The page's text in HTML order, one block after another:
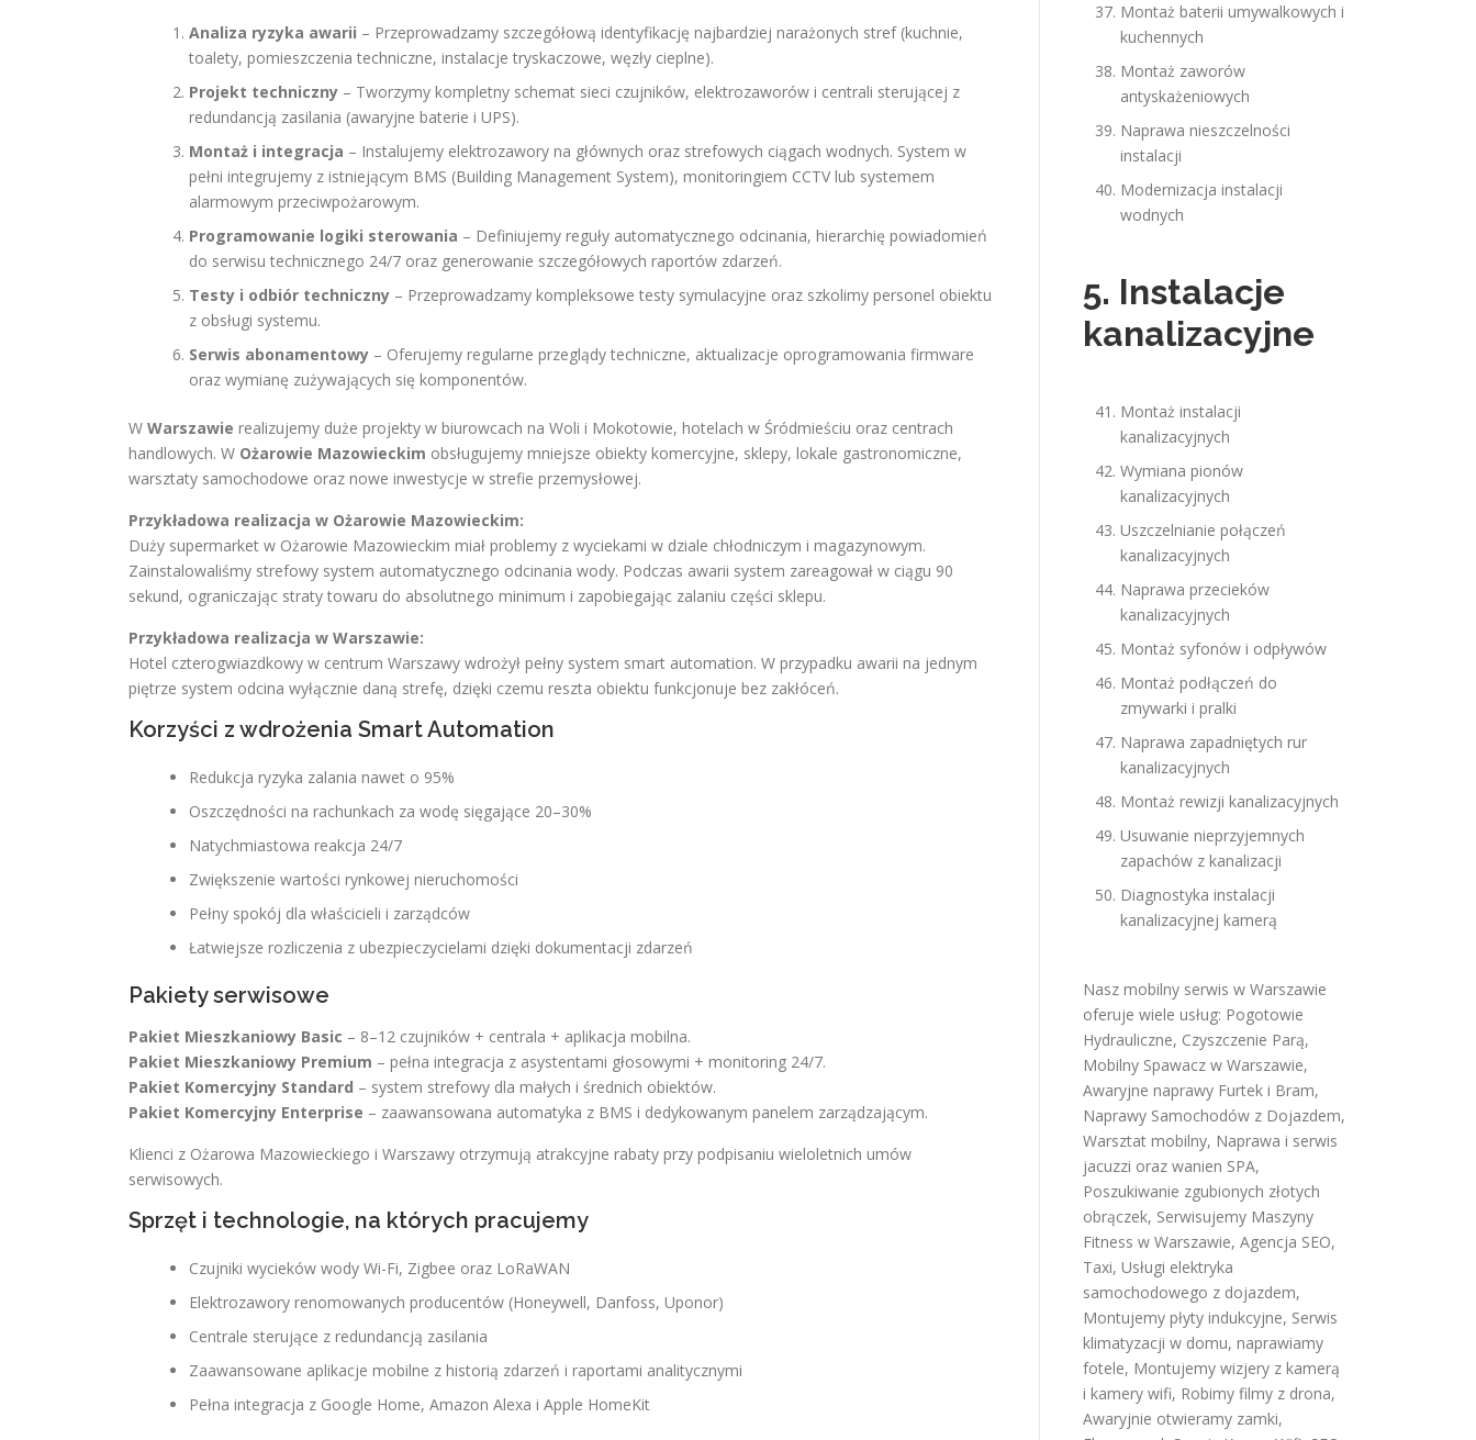
Analiza ryzyka awarii – Przeprowadzamy szczegółową identyfikację najbardziej narażonych stref (kuchnie,
toalety, pomieszczenia techniczne, instalacje tryskaczowe, węzły cieplne).
Projekt techniczny – Tworzymy kompletny schemat sieci czujników, elektrozaworów i centrali sterującej z
redundancją zasilania (awaryjne baterie i UPS).
Montaż i integracja – Instalujemy elektrozawory na głównych oraz strefowych ciągach wodnych. System w
pełni integrujemy z istniejącym BMS (Building Management System), monitoringiem CCTV lub systemem
alarmowym przeciwpożarowym.
Programowanie logiki sterowania – Definiujemy reguły automatycznego odcinania, hierarchię powiadomień
do serwisu technicznego 24/7 oraz generowanie szczegółowych raportów zdarzeń.
Testy i odbiór techniczny – Przeprowadzamy kompleksowe testy symulacyjne oraz szkolimy personel obiektu
z obsługi systemu.
Serwis abonamentowy – Oferujemy regularne przeglądy techniczne, aktualizacje oprogramowania firmware
oraz wymianę zużywających się komponentów.
W Warszawie realizujemy duże projekty w biurowcach na Woli i Mokotowie, hotelach w Śródmieściu oraz centrach
handlowych. W Ożarowie Mazowieckim obsługujemy mniejsze obiekty komercyjne, sklepy, lokale gastronomiczne,
warsztaty samochodowe oraz nowe inwestycje w strefie przemysłowej.
Przykładowa realizacja w Ożarowie Mazowieckim:
Duży supermarket w Ożarowie Mazowieckim miał problemy z wyciekami w dziale chłodniczym i magazynowym.
Zainstalowaliśmy strefowy system automatycznego odcinania wody. Podczas awarii system zareagował w ciągu 90
sekund, ograniczając straty towaru do absolutnego minimum i zapobiegając zalaniu części sklepu.
Przykładowa realizacja w Warszawie:
Hotel czterogwiazdkowy w centrum Warszawy wdrożył pełny system smart automation. W przypadku awarii na jednym
piętrze system odcina wyłącznie daną strefę, dzięki czemu reszta obiektu funkcjonuje bez zakłóceń.
Korzyści z wdrożenia Smart Automation
Redukcja ryzyka zalania nawet o 95%
Oszczędności na rachunkach za wodę sięgające 20–30%
Natychmiastowa reakcja 24/7
Zwiększenie wartości rynkowej nieruchomości
Pełny spokój dla właścicieli i zarządców
Łatwiejsze rozliczenia z ubezpieczycielami dzięki dokumentacji zdarzeń
Pakiety serwisowe
Pakiet Mieszkaniowy Basic – 8–12 czujników + centrala + aplikacja mobilna.
Pakiet Mieszkaniowy Premium – pełna integracja z asystentami głosowymi + monitoring 24/7.
Pakiet Komercyjny Standard – system strefowy dla małych i średnich obiektów.
Pakiet Komercyjny Enterprise – zaawansowana automatyka z BMS i dedykowanym panelem zarządzającym.
Klienci z Ożarowa Mazowieckiego i Warszawy otrzymują atrakcyjne rabaty przy podpisaniu wieloletnich umów
serwisowych.
Sprzęt i technologie, na których pracujemy
Czujniki wycieków wody Wi-Fi, Zigbee oraz LoRaWAN
Elektrozawory renomowanych producentów (Honeywell, Danfoss, Uponor)
Centrale sterujące z redundancją zasilania
Zaawansowane aplikacje mobilne z historią zdarzeń i raportami analitycznymi
Pełna integracja z Google Home, Amazon Alexa i Apple HomeKit
Montaż baterii umywalkowych i
kuchennych
Montaż zaworów
antyskażeniowych
Naprawa nieszczelności
instalacji
Modernizacja instalacji
wodnych
5. Instalacje
kanalizacyjne
Montaż instalacji
kanalizacyjnych
Wymiana pionów
kanalizacyjnych
Uszczelnianie połączeń
kanalizacyjnych
Naprawa przecieków
kanalizacyjnych
Montaż syfonów i odpływów
Montaż podłączeń do
zmywarki i pralki
Naprawa zapadniętych rur
kanalizacyjnych
Montaż rewizji kanalizacyjnych
Usuwanie nieprzyjemnych
zapachów z kanalizacji
Diagnostyka instalacji
kanalizacyjnej kamerą
Nasz mobilny serwis w Warszawie
oferuje wiele usług: Pogotowie
Hydrauliczne, Czyszczenie Parą,
Mobilny Spawacz w Warszawie,
Awaryjne naprawy Furtek i Bram,
Naprawy Samochodów z Dojazdem,
Warsztat mobilny, Naprawa i serwis
jacuzzi oraz wanien SPA,
Poszukiwanie zgubionych złotych
obrączek, Serwisujemy Maszyny
Fitness w Warszawie, Agencja SEO,
Taxi, Usługi elektryka
samochodowego z dojazdem,
Montujemy płyty indukcyjne, Serwis
klimatyzacji w domu, naprawiamy
fotele, Montujemy wizjery z kamerą
i kamery wifi, Robimy filmy z drona,
Awaryjnie otwieramy zamki,